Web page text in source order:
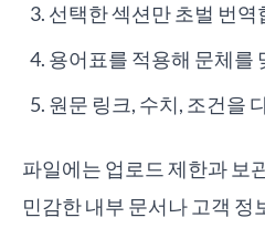
선택한 섹션만 초벌 번역
용어표를 적용해 문체를
원문 링크, 수치, 조건을
파일에는 업로드 제한과 보
민감한 내부 문서나 고객 정